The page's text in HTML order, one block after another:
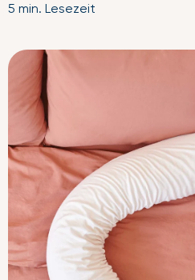
5 min. Lesezeit